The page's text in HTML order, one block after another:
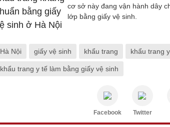
cơ sở này đang vận hành dây
lớp bằng giấy vệ sinh.
Hà Nội giấy vệ sinh khẩu trang khẩu trang
khẩu trang y tế làm bằng giấy vệ sinh
Facebook Twitter